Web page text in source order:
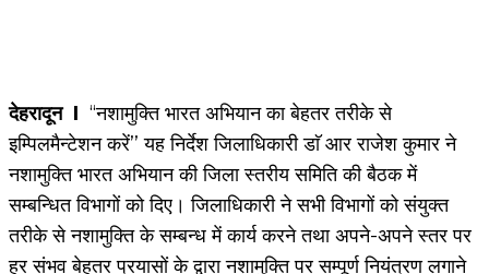
देहरादून I ‘‘नशामुक्ति भारत अभियान का बेहतर तरीके से
इम्पिलमैन्टेशन करें’’ यह निर्देश जिलाधिकारी डाॅ आर राजेश कुमार ने
नशामुक्ति भारत अभियान की जिला स्तरीय समिति की बैठक में
सम्बन्धित विभागों को दिए। जिलाधिकारी ने सभी विभागों को संयुक्त
तरीके से नशामुक्ति के सम्बन्ध में कार्य करने तथा अपने-अपने स्तर पर
हर संभव बेहतर प्रयासों के द्वारा नशामुक्ति पर सम्पूर्ण नियंत्रण लगाने